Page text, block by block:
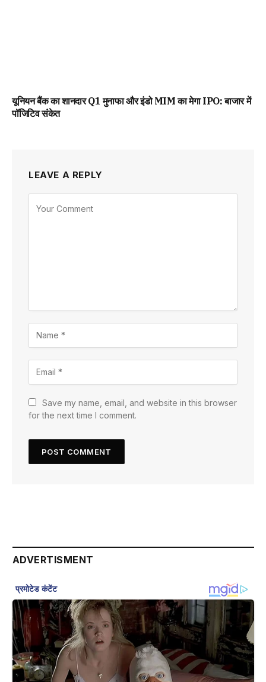
यूनियन बैंक का शानदार Q1 मुनाफा और इंडो MIM का मेगा IPO: बाजार में
पॉजिटिव संकेत
LEAVE A REPLY
Save my name, email, and website in this browser
for the next time I comment.
ADVERTISMENT